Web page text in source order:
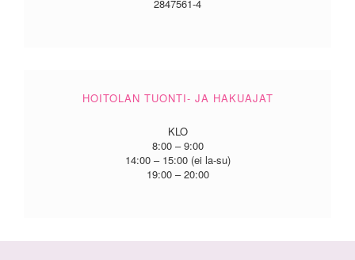
2847561-4
HOITOLAN TUONTI- JA HAKUAJAT
KLO
8:00 – 9:00
14:00 – 15:00 (ei la-su)
19:00 – 20:00